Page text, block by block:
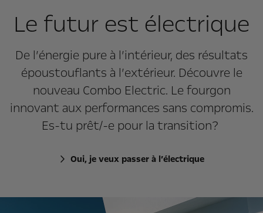
Le futur est électrique
De l’énergie pure à l’intérieur, des résultats
époustouflants à l’extérieur. Découvre le
nouveau Combo Electric. Le fourgon
innovant aux performances sans compromis.
Es-tu prêt/-e pour la transition?
Oui, je veux passer à l’électrique